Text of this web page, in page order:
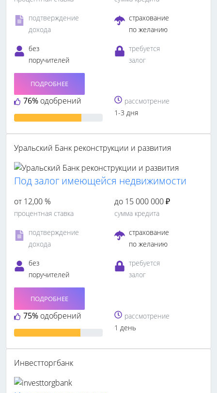
подтверждение
дохода
страхование
по желанию
без
поручителей
требуется
залог
76% одобрений
ПОДРОБНЕЕ
рассмотрение
1-3 дня
Уральский Банк реконструкции и развития
Под залог имеющейся недвижимости
от 12,00 %
процентная ставка
до 15 000 000 ₽
сумма кредита
подтверждение
дохода
страхование
по желанию
без
поручителей
требуется
залог
75% одобрений
ПОДРОБНЕЕ
рассмотрение
1 день
Инвестторгбанк